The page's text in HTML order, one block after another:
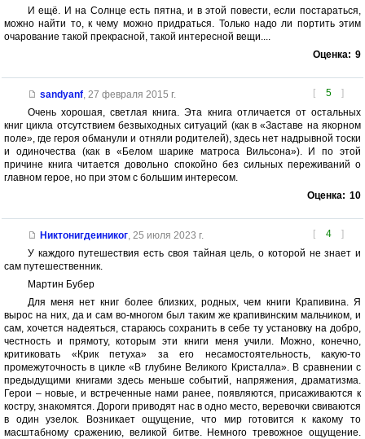
И ещё. И на Солнце есть пятна, и в этой повести, если постараться,
можно найти то, к чему можно придраться. Только надо ли портить этим
очарование такой прекрасной, такой интересной вещи....
Оценка: 9
[ 5 ]
sandyanf, 27 февраля 2015 г.
Очень хорошая, светлая книга. Эта книга отличается от остальных
книг цикла отсутствием безвыходных ситуаций (как в «Заставе на якорном
поле», где героя обманули и отняли родителей), здесь нет надрывной тоски
и одиночества (как в «Белом шарике матроса Вильсона»). И по этой
причине книга читается довольно спокойно без сильных переживаний о
главном герое, но при этом с большим интересом.
Оценка: 10
[ 4 ]
Никтонигдеиниког, 25 июля 2023 г.
У каждого путешествия есть своя тайная цель, о которой не знает и
сам путешественник.
Мартин Бубер
Для меня нет книг более близких, родных, чем книги Крапивина. Я
вырос на них, да и сам во-многом был таким же крапивинским мальчиком, и
сам, хочется надеяться, стараюсь сохранить в себе ту установку на добро,
честность и прямоту, которым эти книги меня учили. Можно, конечно,
критиковать «Крик петуха» за его несамостоятельность, какую-то
промежуточность в цикле «В глубине Великого Кристалла». В сравнении с
предыдущими книгами здесь меньше событий, напряжения, драматизма.
Герои – новые, и встреченные нами ранее, появляются, присаживаются к
костру, знакомятся. Дороги приводят нас в одно место, веревочки свиваются
в один узелок. Возникает ощущение, что мир готовится к какому то
масштабному сражению, великой битве. Немного тревожное ощущение.